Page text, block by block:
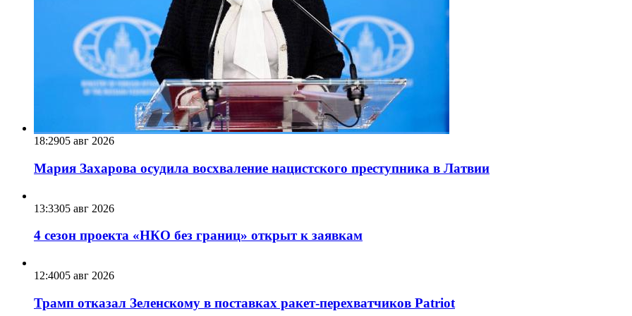
18:2905 авг 2026
Мария Захарова осудила восхваление нацистского преступника в Латвии
13:3305 авг 2026
4 сезон проекта «НКО без границ» открыт к заявкам
12:4005 авг 2026
Трамп отказал Зеленскому в поставках ракет-перехватчиков Patriot